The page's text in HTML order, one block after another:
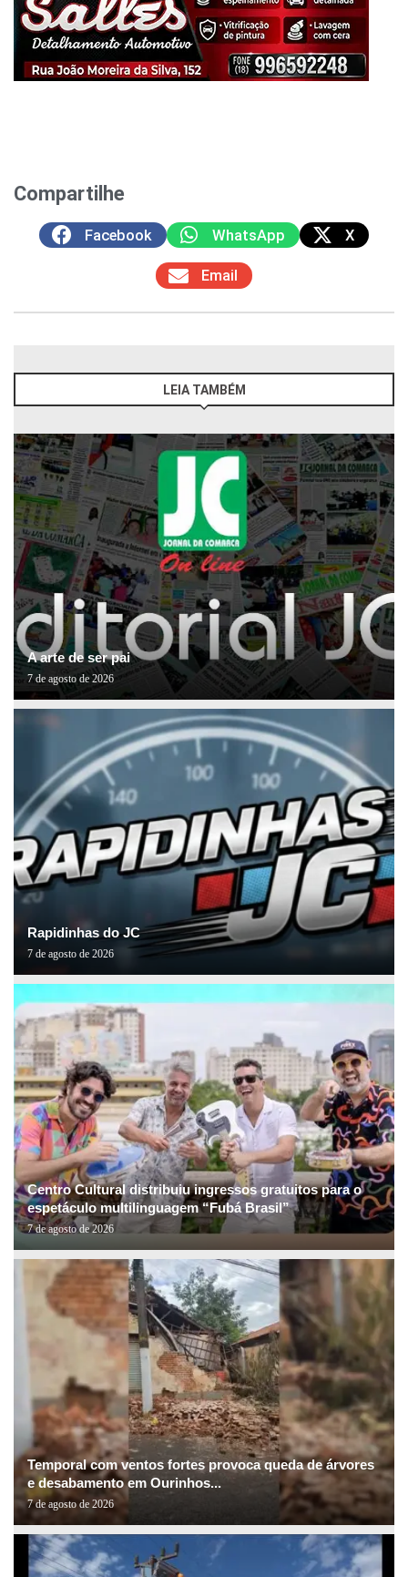
Compartilhe
Facebook WhatsApp X
Email
LEIA TAMBÉM
A arte de ser pai
7 de agosto de 2026
Rapidinhas do JC
7 de agosto de 2026
Centro Cultural distribuiu ingressos gratuitos para o
espetáculo multilinguagem “Fubá Brasil”
7 de agosto de 2026
Temporal com ventos fortes provoca queda de árvores
e desabamento em Ourinhos...
7 de agosto de 2026